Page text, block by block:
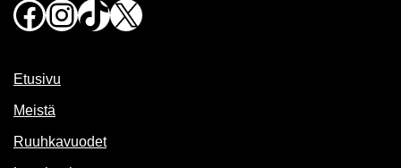
Facebook
Instagram
TikTok
X
Etusivu
Meistä
Ruuhkavuodet